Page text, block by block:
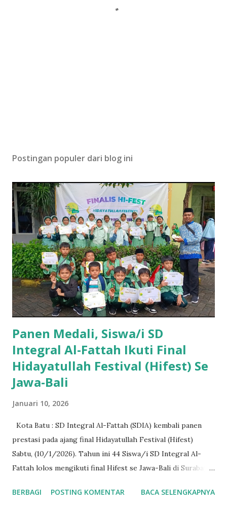
Postingan populer dari blog ini
Panen Medali, Siswa/i SD
Integral Al-Fattah Ikuti Final
Hidayatullah Festival (Hifest) Se
Jawa-Bali
Januari 10, 2026
Kota Batu : SD Integral Al-Fattah (SDIA) kembali panen
prestasi pada ajang final Hidayatullah Festival (Hifest)
Sabtu, (10/1/2026). Tahun ini 44 Siswa/i SD Integral Al-
Fattah lolos mengikuti final Hifest se Jawa-Bali di Surabaya.
Matematika, IPA, IPS, PAI, sampai Bahasa (Inggris dan Arab).
BERBAGI POSTING KOMENTAR BACA SELENGKAPNYA